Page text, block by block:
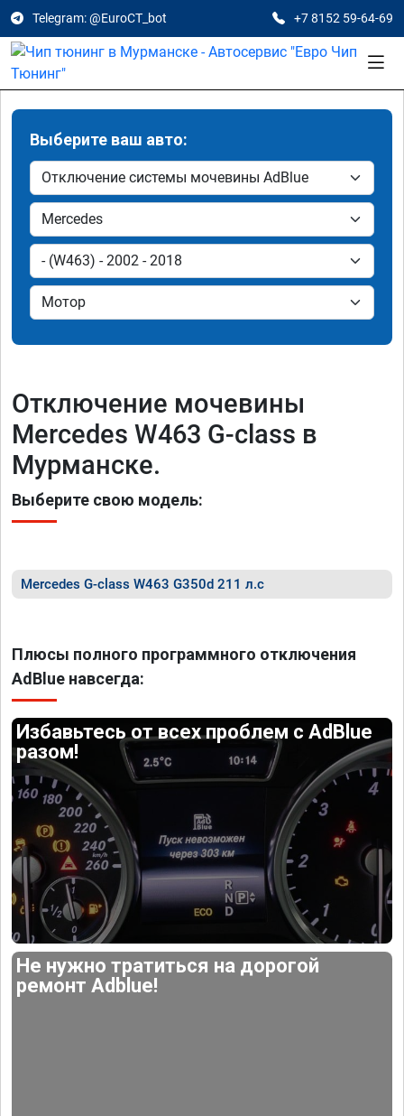
Telegram: @EuroCT_bot +7 8152 59-64-69
Выберите ваш авто:
Отключение мочевины
Mercedes W463 G-class в
Мурманске.
Выберите свою модель:
Mercedes G-class W463 G350d 211 л.с
Плюсы полного программного отключения
AdBlue навсегда:
Избавьтесь от всех проблем с AdBlue
разом!
Не нужно тратиться на дорогой
ремонт Adblue!